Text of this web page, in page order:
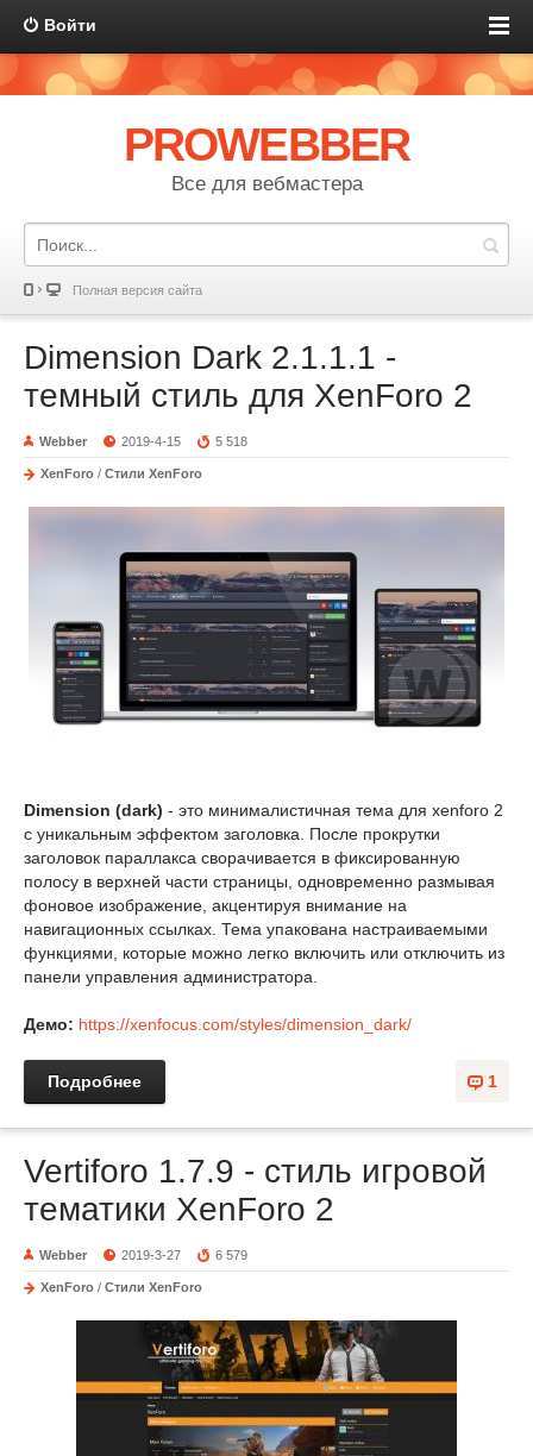
Войти
PROWEBBER
Все для вебмастера
Полная версия сайта
Dimension Dark 2.1.1.1 -
темный стиль для XenForo 2
Webber 2019-4-15 5 518
XenForo / Стили XenForo
Dimension (dark) - это минималистичная тема для xenforo 2
с уникальным эффектом заголовка. После прокрутки
заголовок параллакса сворачивается в фиксированную
полосу в верхней части страницы, одновременно размывая
фоновое изображение, акцентируя внимание на
навигационных ссылках. Тема упакована настраиваемыми
функциями, которые можно легко включить или отключить из
панели управления администратора.
Демо: https://xenfocus.com/styles/dimension_dark/
1
Подробнее
Vertiforo 1.7.9 - стиль игровой
тематики XenForo 2
Webber 2019-3-27 6 579
XenForo / Стили XenForo